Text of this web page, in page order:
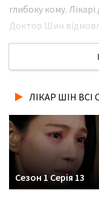
глибоку кому.
Доктор Шин
відчаєм та шаленим
неймовірний крок.
забудьте
та з українськими
ЛІКАР ШІН ВСІ
Сезон 1 Серія 13